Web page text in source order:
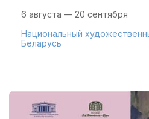
6 августа — 20 сентября
Национальный
Беларусь